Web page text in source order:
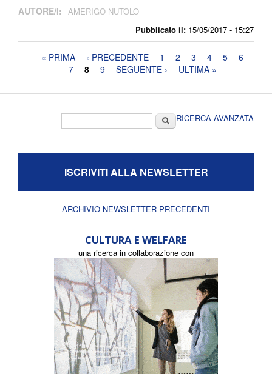
Pubblicato il: 15/05/2017 - 15:27
AUTORE/I: AMERIGO NUTOLO
Pagine« PRIMA ‹ PRECEDENTE 1 2 3 4 5
6
7
8 9 SEGUENTE › ULTIMA »
CercaRICERCA AVANZATA
ISCRIVITI ALLA NEWSLETTER
ARCHIVIO NEWSLETTER PRECEDENTI
CULTURA E WELFARE
una ricerca in collaborazione con